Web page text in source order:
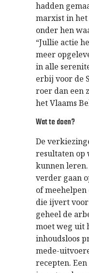
hadden
marxist in
onder hen
“Jullie actie
meer
in alle
erbij voor de
roer dan een
het Vlaams
Wat te doen?
De
resultaten
kunnen
verder gaan
of
die ijvert
geheel de
moet weg uit
inhoudsloos
mede-
recepten.